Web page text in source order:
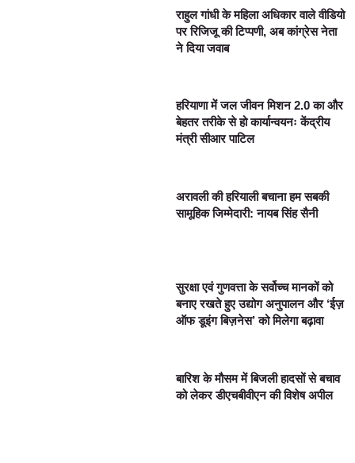
राहुल गांधी के महिला अधिकार वाले वीडियो
पर रिजिजू की टिप्पणी, अब कांग्रेस नेता
ने दिया जवाब
हरियाणा में जल जीवन मिशन 2.0 का और
बेहतर तरीके से हो कार्यान्वयनः केंद्रीय
मंत्री सीआर पाटिल
अरावली की हरियाली बचाना हम सबकी
सामूहिक जिम्मेदारी: नायब सिंह सैनी
सुरक्षा एवं गुणवत्ता के सर्वोच्च मानकों को
बनाए रखते हुए उद्योग अनुपालन और ‘ईज़
ऑफ डूइंग बिज़नेस’ को मिलेगा बढ़ावा
बारिश के मौसम में बिजली हादसों से बचाव
को लेकर डीएचबीवीएन की विशेष अपील